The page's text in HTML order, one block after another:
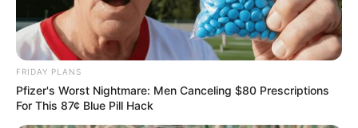
FRIDAY PLANS
Pfizer's Worst Nightmare: Men Canceling $80 Prescriptions
For This 87¢ Blue Pill Hack